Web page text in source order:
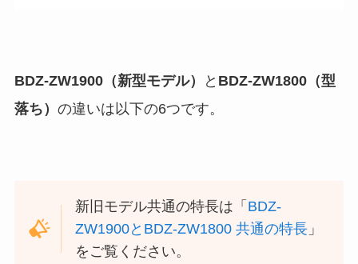
BDZ-ZW1900（新型モデル） と BDZ-ZW1800（型
落ち） の違いは以下の6つです。
新旧モデル共通の特長は「 BDZ-
ZW1900とBDZ-ZW1800 共通の特長 」
をご覧ください。